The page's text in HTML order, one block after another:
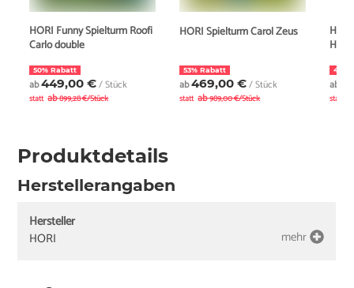
HORI Funny Spielturm Roofi
Carlo double
50% Rabatt
ab449,00 €/ Stück
statt ab899,28 €/Stück
HORI Spielturm Carol Zeus
53% Rabatt
ab469,00 €/ Stück
statt ab989,00 €/Stück
46%
ab
statt
Produktdetails
Herstellerangaben
Hersteller
HORI
mehr